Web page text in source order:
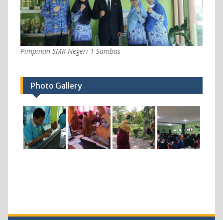
Pimpinan SMK Negeri 1 Sambas
Photo Gallery